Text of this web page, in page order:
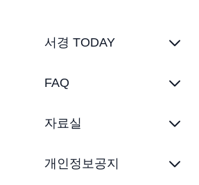
서경 TODAY
FAQ
자료실
개인정보공지